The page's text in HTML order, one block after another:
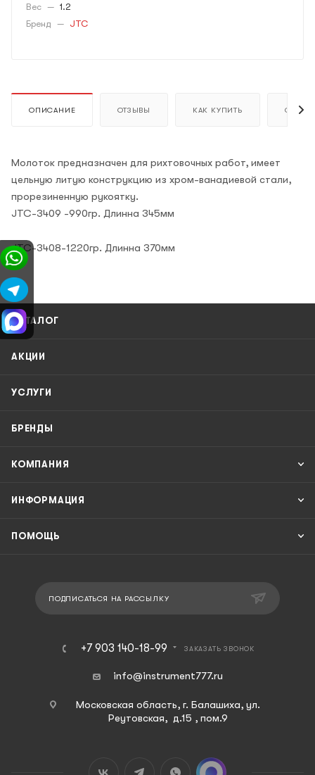
Вес — 1.2
Бренд — JTC
ОПИСАНИЕ ОТЗЫВЫ КАК КУПИТЬ ОПЛАТА
Молоток предназначен для рихтовочных работ, имеет
цельную литую конструкцию из хром-ванадиевой стали,
прорезиненную рукоятку.
JTC-3409 -990гр. Длинна 345мм
JTC-3408-1220гр. Длинна 370мм
КАТАЛОГ
АКЦИИ
УСЛУГИ
БРЕНДЫ
КОМПАНИЯ
ИНФОРМАЦИЯ
ПОМОЩЬ
ПОДПИСАТЬСЯ НА РАССЫЛКУ
+7 903 140-18-99 ЗАКАЗАТЬ ЗВОНОК
info@instrument777.ru
Московская область, г. Балашиха, ул.
Реутовская, д.15 , пом.9